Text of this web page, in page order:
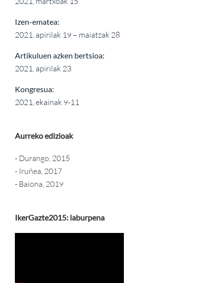
Izen-ematea:
2021, apirilak 19 – maiatzak 28
Artikuluen azken bertsioa:
2021, apirilak 23
Kongresua:
2021, ekainak 9-11
Aurreko edizioak
- Durango, 2015
- Iruñea, 2017
- Baiona, 2019
IkerGazte2015: laburpena